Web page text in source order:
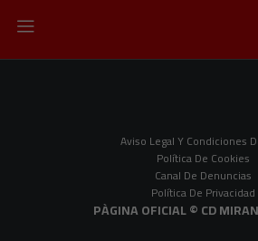
Aviso Legal Y Condiciones
Política De Cookies
Canal De Denuncias
Política De Privacidad
PÀGINA OFICIAL © CD